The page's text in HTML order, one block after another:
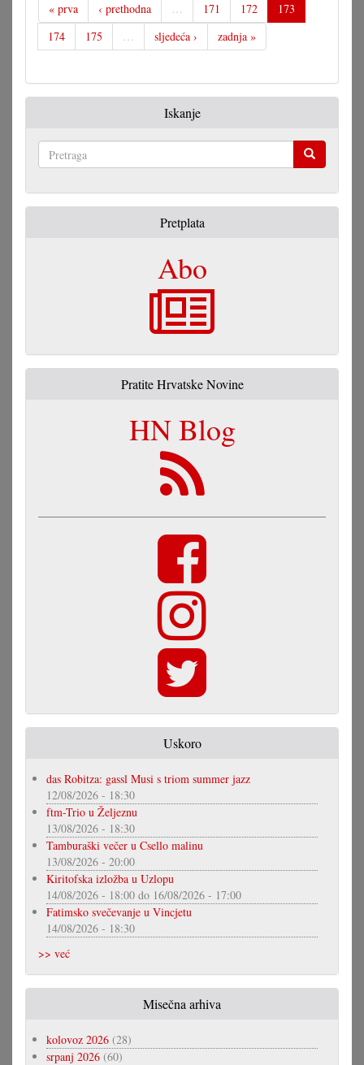
« prva ‹ prethodna … 171 172
173
174
175 … sljedeća › zadnja »
Iskanje
Pretplata
Abo
Pratite Hrvatske Novine
HN Blog
Uskoro
das Robitza: gassl Musi s triom summer jazz
12/08/2026 - 18:30
ftm-Trio u Željeznu
13/08/2026 - 18:30
Tamburaški večer u Csello malinu
13/08/2026 - 20:00
Kiritofska izložba u Uzlopu
14/08/2026 - 18:00 do 16/08/2026 - 17:00
Fatimsko svečevanje u Vincjetu
14/08/2026 - 18:30
>> već
Misečna arhiva
kolovoz 2026 (28)
srpanj 2026 (60)